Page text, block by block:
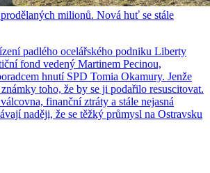
milionů. Nová huť se stále
padlého ocelářského podniku Liberty
fond vedený Martinem Pecinou,
hnutí SPD Tomia Okamury. Jenže
toho, že by se ji podařilo resuscitovat.
finanční ztráty a stále nejasná
naději, že se těžký průmysl na Ostravsku